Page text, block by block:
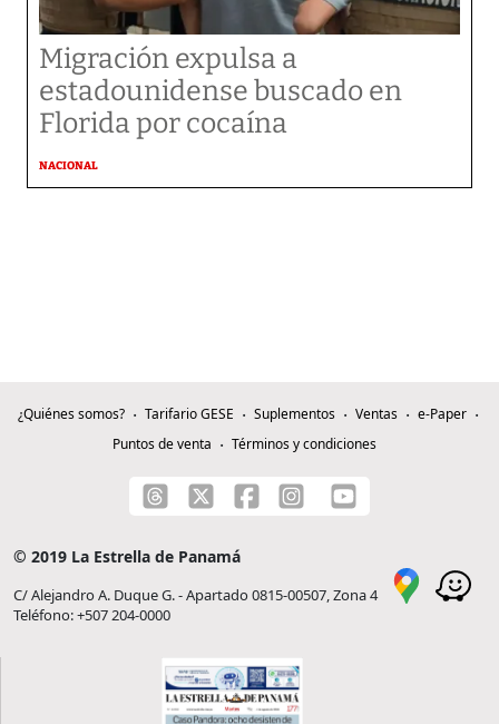
Migración expulsa a
estadounidense buscado en
Florida por cocaína
NACIONAL
¿Quiénes somos? Tarifario GESE Suplementos Ventas
e-Paper
Puntos de venta
Términos y condiciones
© 2019 La Estrella de Panamá
C/ Alejandro A. Duque G. - Apartado 0815-00507, Zona 4
Teléfono: +507 204-0000